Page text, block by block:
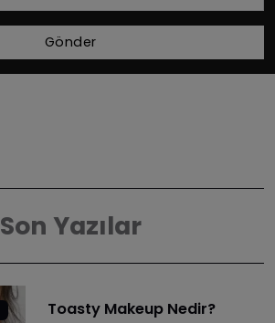
Gönder
Son Yazılar
Toasty Makeup Nedir?